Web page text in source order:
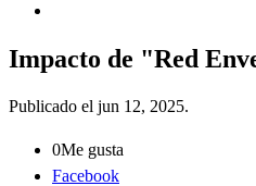
Impacto de "Red
Publicado el jun 12, 2025.
0Me gusta
Facebook